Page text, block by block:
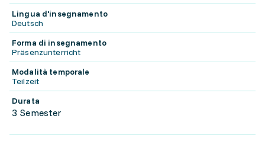
Lingua d'insegnamento
Deutsch
Forma di insegnamento
Präsenzunterricht
Modalità temporale
Teilzeit
Durata
3 Semester